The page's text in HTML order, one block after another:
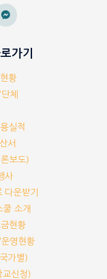
가기
황
체
실적
서
보도)
사
운받기
소개
현황
영현황
가별)
신청)